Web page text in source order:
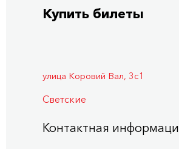
Купить билеты
улица Коровий Вал, 3с1
Светские
Контактная